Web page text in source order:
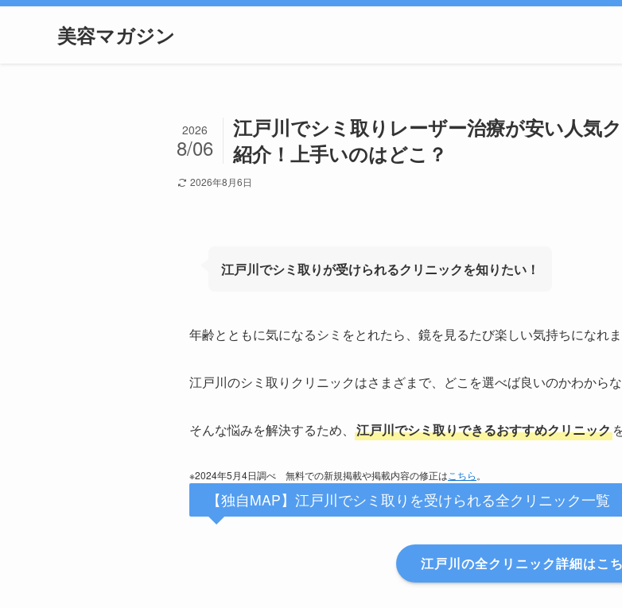
美容マガジン
江戸川でシミ取りレーザー治療が安い人気
紹介！上手いのはどこ？
2026
8/06
2026年8月6日
江戸川でシミ取りが受けられるクリニックを知りたい！
年齢とともに気になるシミをとれたら、鏡を見るたび楽しい気持ちになれま
江戸川のシミ取りクリニックはさまざまで、どこを選べば良いのかわからな
そんな悩みを解決するため、 江戸川でシミ取りできるおすすめクリニック
※2024年5月4日調べ 無料での新規掲載や掲載内容の修正は こちら 。
【独自MAP】江戸川でシミ取りを受けられる全クリニック一覧
江戸川の全クリニック詳細はこ